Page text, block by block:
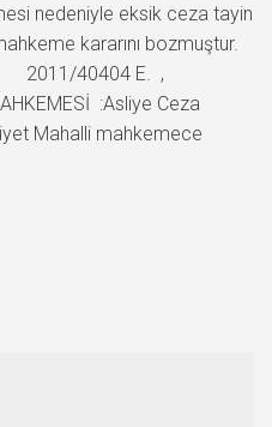
nedeniyle eksik ceza tayin
kararını bozmuştur.
2011/40404 E. ,
:Asliye Ceza
Mahalli mahkemece